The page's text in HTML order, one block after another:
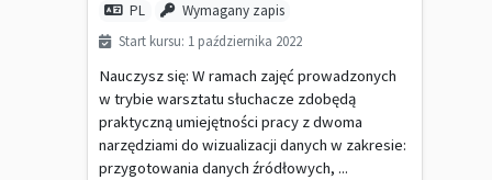
PL Wymagany zapis
Start kursu: 1 października 2022
Nauczysz się: W ramach zajęć prowadzonych
w trybie warsztatu słuchacze zdobędą
praktyczną umiejętności pracy z dwoma
narzędziami do wizualizacji danych w zakresie:
przygotowania danych źródłowych, ...